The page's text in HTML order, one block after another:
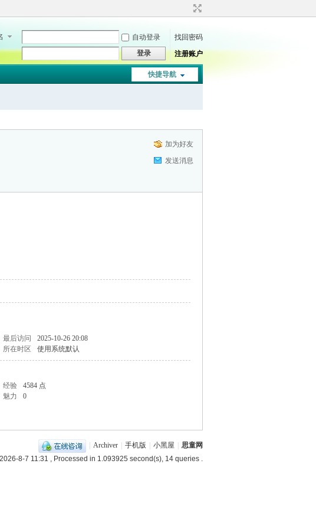
自动登录
找回密码
登录 注册账户
快捷导航
加为好友
发送消息
最后访问
2025-10-26 20:08
所在时区 使用系统默认
经验
4584 点
魅力
0
Archiver 手机版 小黑屋
思童网
8-7 11:31 , Processed in 1.093925 second(s), 14 queries .